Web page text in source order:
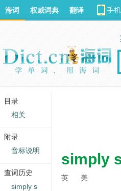
simply
英 美
海词 权威词典 翻译
目录
相关
附录
音标说明
查词历史
simply s